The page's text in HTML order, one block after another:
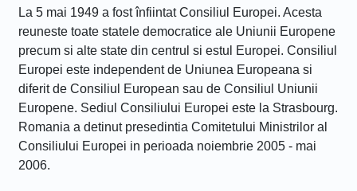
La 5 mai 1949 a fost înfiintat Consiliul Europei. Acesta
reuneste toate statele democratice ale Uniunii Europene
precum si alte state din centrul si estul Europei. Consiliul
Europei este independent de Uniunea Europeana si
diferit de Consiliul European sau de Consiliul Uniunii
Europene. Sediul Consiliului Europei este la Strasbourg.
Romania a detinut presedintia Comitetului Ministrilor al
Consiliului Europei in perioada noiembrie 2005 - mai
2006.